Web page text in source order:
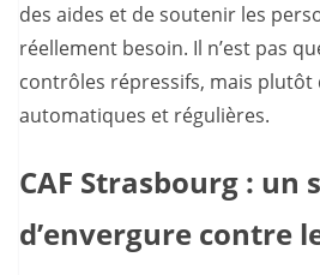
des aides et de soutenir les
réellement besoin. Il n’est pas
contrôles répressifs, mais plutôt
automatiques et régulières.
CAF Strasbourg : un
d’envergure contre